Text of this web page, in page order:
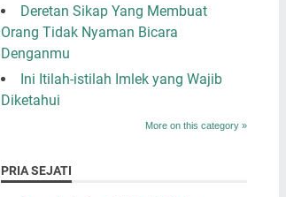
Deretan Sikap Yang Membuat
Orang Tidak Nyaman Bicara
Denganmu
Ini Itilah-istilah Imlek yang Wajib
Diketahui
More on this category »
PRIA SEJATI